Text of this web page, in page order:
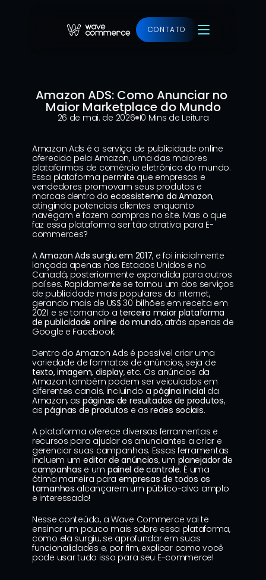
CONTATO
Amazon ADS: Como Anunciar no
Maior Marketplace do Mundo
26 de mai. de 2026 10 Mins de Leitura
Amazon Ads é o serviço de publicidade online
oferecido pela Amazon, uma das maiores
plataformas de comércio eletrônico do mundo.
Essa plataforma permite que empresas e
vendedores promovam seus produtos e
marcas dentro do ecossistema da Amazon,
atingindo potenciais clientes enquanto
navegam e fazem compras no site. Mas o que
faz essa plataforma ser tão atrativa para E-
commerces?
A Amazon Ads surgiu em 2017, e foi inicialmente
lançada apenas nos Estados Unidos e no
Canadá, posteriormente expandida para outros
países. Rapidamente se tornou um dos serviços
de publicidade mais populares da internet,
gerando mais de US$ 30 bilhões em receita em
2021 e se tornando a terceira maior plataforma
de publicidade online do mundo, atrás apenas de
Google e Facebook.
Dentro do Amazon Ads é possível criar uma
texto, imagem, display, etc. Os anúncios da
Amazon também podem ser veiculados em
diferentes canais, incluindo a página inicial da
Amazon, as páginas de resultados de produtos,
as páginas de produtos e as redes sociais.
A plataforma oferece diversas ferramentas e
recursos para ajudar os anunciantes a criar e
gerenciar suas campanhas. Essas ferramentas
incluem um editor de anúncios, um planejador de
campanhas e um painel de controle. É uma
ótima maneira para empresas de todos os
tamanhos alcançarem um público-alvo amplo
e interessado!
Nesse conteúdo, a Wave Commerce vai te
ensinar um pouco mais sobre essa plataforma,
como ela surgiu, se aprofundar em suas
funcionalidades e, por fim, explicar como você
pode usar tudo isso para seu E-commerce!